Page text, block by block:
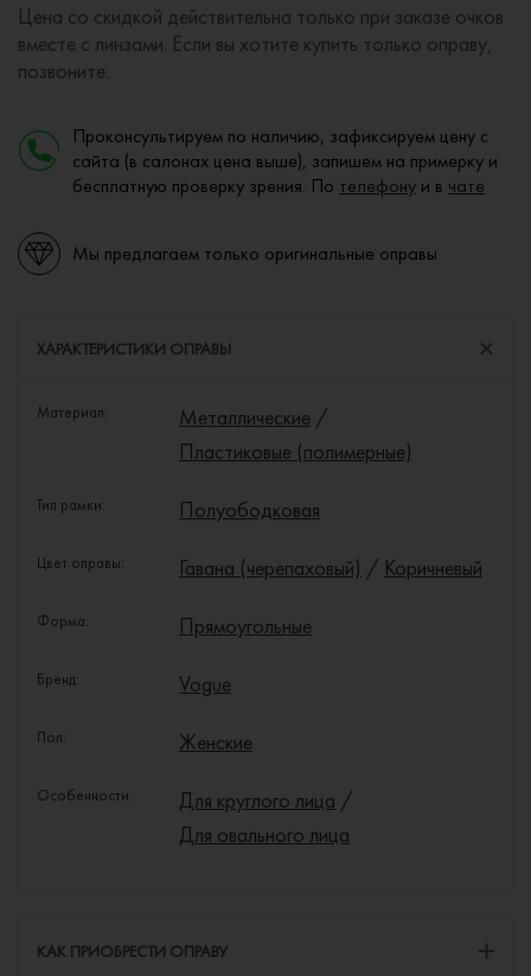
Цена со скидкой действительна только при заказе очков
вместе с линзами. Если вы хотите купить только оправу,
позвоните.
Проконсультируем по наличию, зафиксируем цену с
сайта (в салонах цена выше), запишем на примерку и
бесплатную проверку зрения. По телефону и в чате
Мы предлагаем только оригинальные оправы
ХАРАКТЕРИСТИКИ ОПРАВЫ
Материал: Металлические /
Пластиковые (полимерные)
Тип рамки: Полуободковая
Цвет оправы: Гавана (черепаховый) / Коричневый
Форма: Прямоугольные
Бренд: Vogue
Пол: Женские
Особенности: Для круглого лица /
Для овального лица
КАК ПРИОБРЕСТИ ОПРАВУ